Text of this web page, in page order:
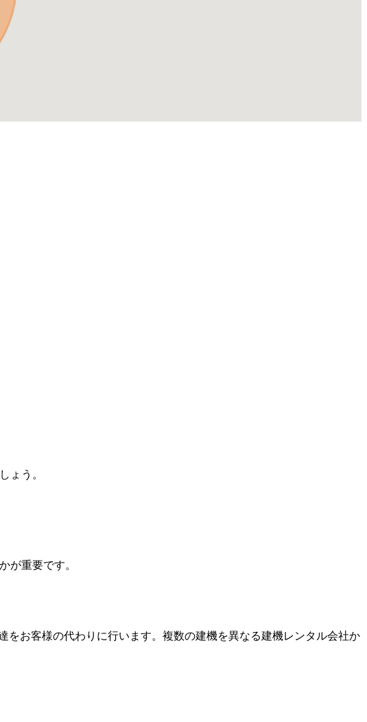
う。
重要です。
をお客様の代わりに行います。複数の建機を異なる建機レンタル会社か